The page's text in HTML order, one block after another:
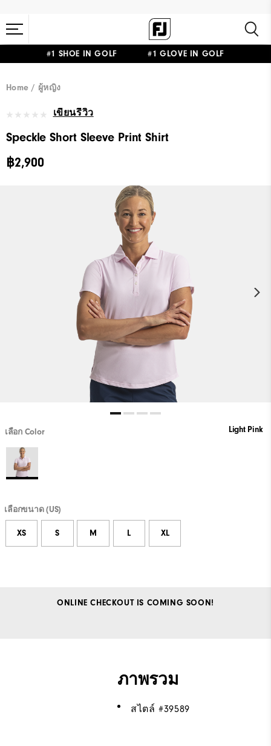
#1 SHOE IN GOLF #1 GLOVE IN GOLF
Home ผู้หญิง
เขียนรีวิว
Speckle Short Sleeve Print Shirt
฿2,900
เลือก Color Light Pink
เลือกขนาด (US)
XS S M L XL
ONLINE CHECKOUT IS COMING SOON!
ภาพรวม
สไตล์ #39589